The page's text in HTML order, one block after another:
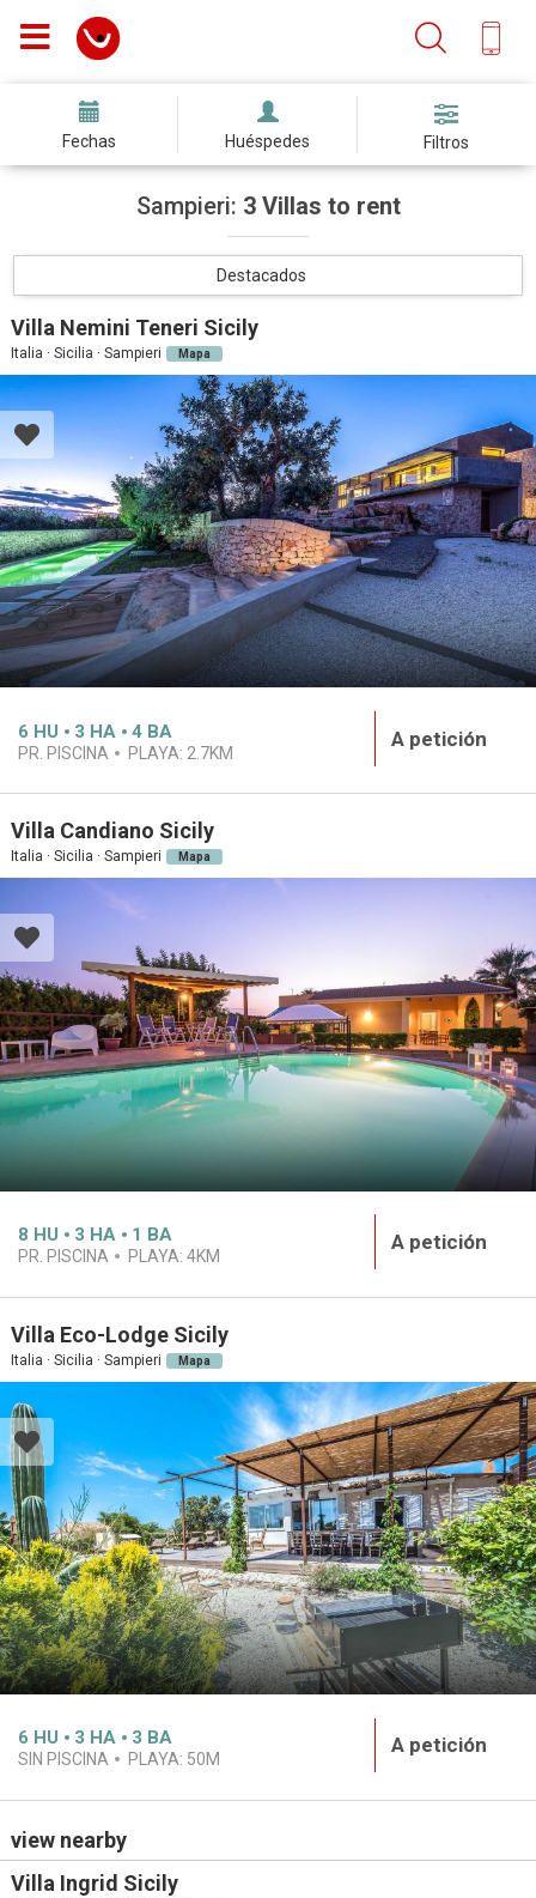
Fechas Huéspedes Filtros
Sampieri: 3 Villas to rent
Destacados
Villa Nemini Teneri Sicily
Italia · Sicilia · Sampieri Mapa
6 HU 3 HA 4 BA
PR. PISCINA PLAYA: 2.7KM
A petición
Villa Candiano Sicily
Italia · Sicilia · Sampieri Mapa
8 HU 3 HA 1 BA
PR. PISCINA PLAYA: 4KM
A petición
Villa Eco-Lodge Sicily
Italia · Sicilia · Sampieri Mapa
6 HU 3 HA 3 BA
SIN PISCINA PLAYA: 50M
A petición
view nearby
Villa Ingrid Sicily